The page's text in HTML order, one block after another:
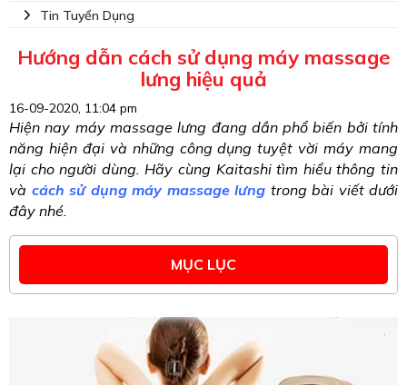
Tin Tuyển Dụng
Hướng dẫn cách sử dụng máy massage
lưng hiệu quả
16-09-2020, 11:04 pm
Hiện nay máy massage lưng đang dần phổ biến bởi tính
năng hiện đại và những công dụng tuyệt vời máy mang
lại cho người dùng. Hãy cùng Kaitashi tìm hiểu thông tin
và cách sử dụng máy massage lưng trong bài viết dưới
đây nhé.
MỤC LỤC